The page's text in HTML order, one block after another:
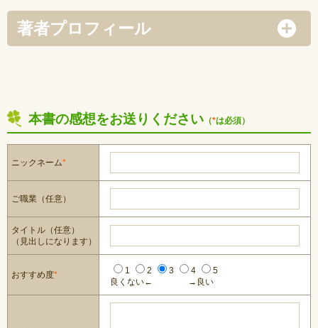
著者プロフィール
本書の感想をお送りください （*は必須）
ニックネーム*
ご職業（任意）
タイトル（任意）
（見出しになります）
おすすめ度* 1 2 3 4
5
良くない←
→良い